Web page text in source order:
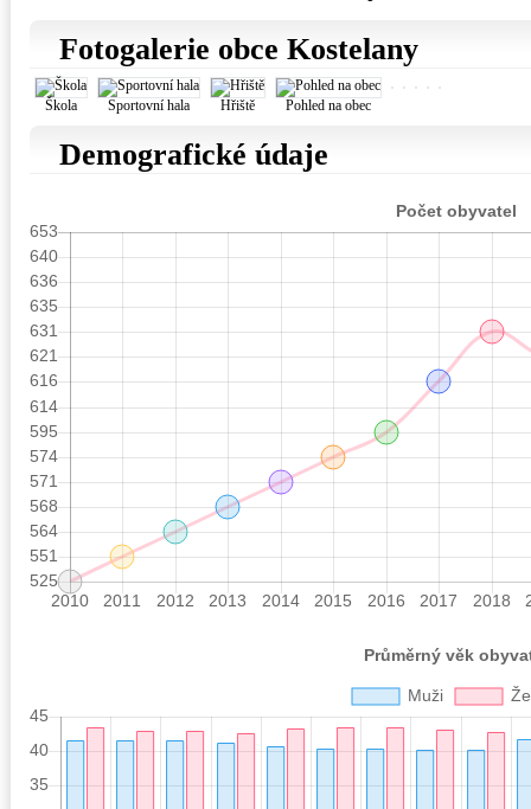
Fotogalerie obce Kostelany
Škola Sportovní hala Hřiště Pohled na obec
Demografické údaje